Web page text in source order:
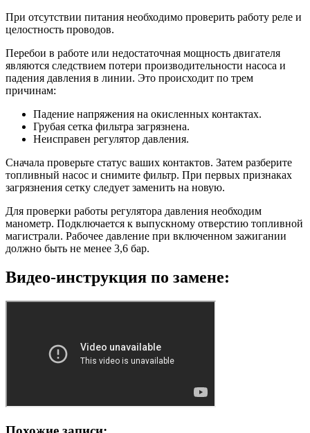
При отсутствии питания необходимо проверить работу реле и
целостность проводов.
Перебои в работе или недостаточная мощность двигателя
являются следствием потери производительности насоса и
падения давления в линии. Это происходит по трем
причинам:
Падение напряжения на окисленных контактах.
Грубая сетка фильтра загрязнена.
Неисправен регулятор давления.
Сначала проверьте статус ваших контактов. Затем разберите
топливный насос и снимите фильтр. При первых признаках
загрязнения сетку следует заменить на новую.
Для проверки работы регулятора давления необходим
манометр. Подключается к выпускному отверстию топливной
магистрали. Рабочее давление при включенном зажигании
должно быть не менее 3,6 бар.
Видео-инструкция по замене: